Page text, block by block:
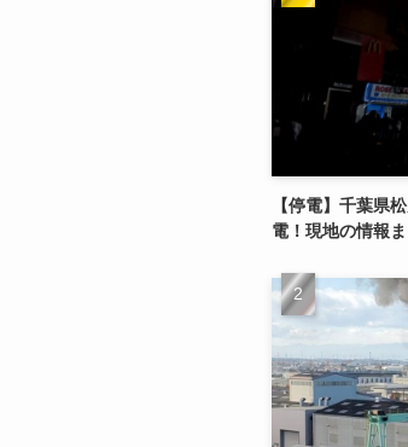
【停電】千葉県
電！現地の情報ま